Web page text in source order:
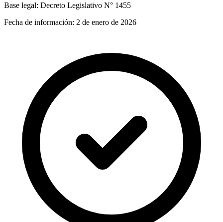
Base legal: Decreto Legislativo N° 1455
Fecha de información: 2 de enero de 2026